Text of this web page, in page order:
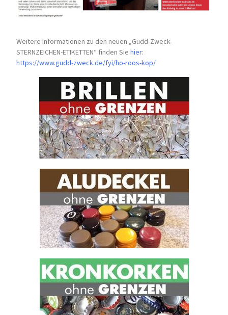
Weitere Informationen zu den neuen „Gudd-Zweck-
STERNZEICHEN-ETIKETTEN“ finden Siehier:
https://www.gudd-zweck.de/fyi/ho-roos-kop/